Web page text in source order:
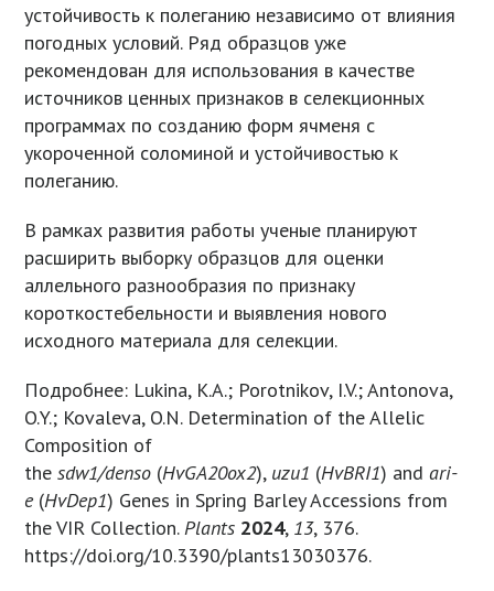
устойчивость к полеганию независимо от влияния
погодных условий. Ряд образцов уже
рекомендован для использования в качестве
источников ценных признаков в селекционных
программах по созданию форм ячменя с
укороченной соломиной и устойчивостью к
полеганию.
В рамках развития работы ученые планируют
расширить выборку образцов для оценки
аллельного разнообразия по признаку
короткостебельности и выявления нового
исходного материала для селекции.
Подробнее: Lukina, K.A.; Porotnikov, I.V.; Antonova,
O.Y.; Kovaleva, O.N. Determination of the Allelic
Composition of
thesdw1/denso (HvGA20ox2), uzu1 (HvBRI1) andari-
e(HvDep1) Genes in Spring Barley Accessions from
the VIR Collection.Plants 2024, 13, 376.
https://doi.org/10.3390/plants13030376.